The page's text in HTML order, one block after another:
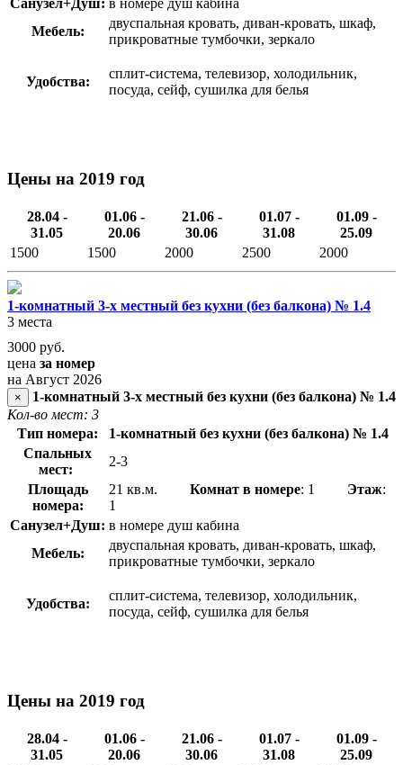
Санузел+Душ: в номере душ кабина
Мебель:
двуспальная кровать, диван-кровать, шкаф,
прикроватные тумбочки, зеркало
Удобства:
сплит-система, телевизор, холодильник,
посуда, сейф, сушилка для белья
Цены на 2019 год
28.04 -
31.05
01.06 -
20.06
21.06 -
30.06
01.07 -
31.08
01.09 -
25.09
1500
1500 2000 2500 2000
1-комнатный 3-х местный без кухни (без балкона) № 1.4
3 места
3000 руб.
цена за номер
на Август 2026
×
1-комнатный 3-х местный без кухни (без балкона) № 1.4
Кол-во мест: 3
Тип номера:
1-комнатный без кухни (без балкона) № 1.4
Спальных
мест:
2-3
Площадь
номера:
21 кв.м. Комнат в номере: 1 Этаж:
1
Санузел+Душ: в номере душ кабина
Мебель:
двуспальная кровать, диван-кровать, шкаф,
прикроватные тумбочки, зеркало
Удобства:
сплит-система, телевизор, холодильник,
посуда, сейф, сушилка для белья
Цены на 2019 год
28.04 -
31.05
01.06 -
20.06
21.06 -
30.06
01.07 -
31.08
01.09 -
25.09